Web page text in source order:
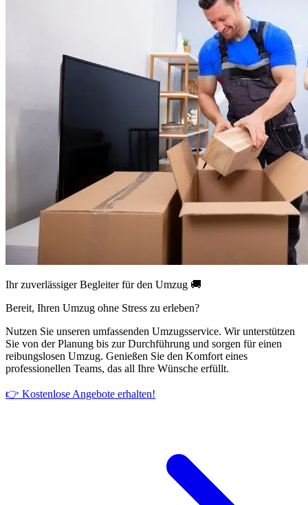
Ihr zuverlässiger Begleiter für den Umzug 🚚
Bereit, Ihren Umzug ohne Stress zu erleben?
Nutzen Sie unseren umfassenden Umzugsservice. Wir unterstützen
Sie von der Planung bis zur Durchführung und sorgen für einen
reibungslosen Umzug. Genießen Sie den Komfort eines
professionellen Teams, das all Ihre Wünsche erfüllt.
👉 Kostenlose Angebote erhalten!